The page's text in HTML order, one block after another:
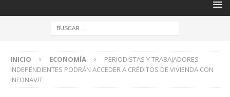
INICIO ECONOMÍA
PERIODISTAS Y TRABAJADORES
INDEPENDIENTES PODRÁN ACCEDER A CRÉDITOS DE VIVIENDA CON
INFONAVIT